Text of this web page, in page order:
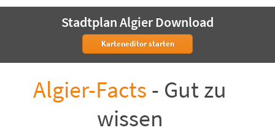
Stadtplan Algier Download
Karteneditor starten
Algier-Facts - Gut zu
wissen